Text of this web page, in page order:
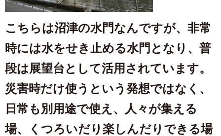
こちらは沼津の水門なんですが、非常
時には水をせき止める水門となり、普
段は展望台として活用されています。
災害時だけ使うという発想ではなく、
日常も別用途で使え、人々が集える
場、くつろいだり楽しんだりできる場